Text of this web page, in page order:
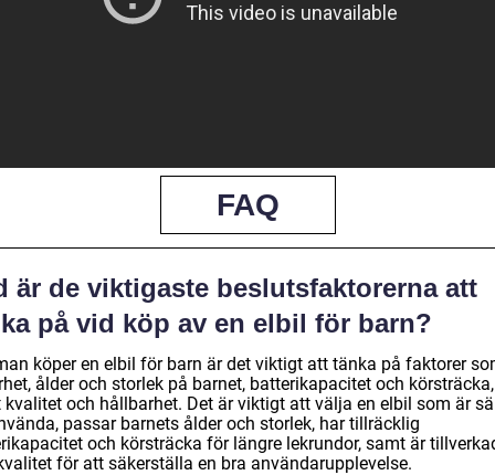
FAQ
är de viktigaste beslutsfaktorerna att
på vid köp av en elbil för barn?
köper en elbil för barn är det viktigt att tänka på faktorer
ålder och storlek på barnet, batterikapacitet och körsträcka,
kvalitet och hållbarhet. Det är viktigt att välja en elbil som är
passar barnets ålder och storlek, har tillräcklig
och körsträcka för längre lekrundor, samt är
för att säkerställa en bra användarupplevelse.